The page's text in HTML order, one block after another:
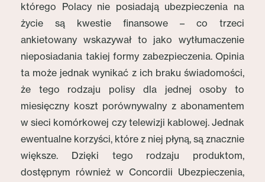
którego Polacy nie posiadają ubezpieczenia na
życie są kwestie finansowe – co trzeci
ankietowany wskazywał to jako wytłumaczenie
nieposiadania takiej formy zabezpieczenia. Opinia
ta może jednak wynikać z ich braku świadomości,
że tego rodzaju polisy dla jednej osoby to
miesięczny koszt porównywalny z abonamentem
w sieci komórkowej czy telewizji kablowej. Jednak
ewentualne korzyści, które z niej płyną, są znacznie
większe. Dzięki tego rodzaju produktom,
dostępnym również w Concordii Ubezpieczenia,